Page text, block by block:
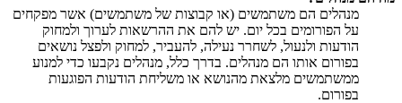
מנהלים הם משתמשים (או קבוצות של משתמשים) אשר מפקחים
על הפורומים בכל יום. יש להם את ההרשאות לערוך ולמחוק
הודעות ולנעול, לשחרר נעילה, להעביר, למחוק ולפצל נושאים
בפורום אותו הם מנהלים. בדרך כלל, מנהלים נקבעו כדי למנוע
ממשתמשים מלצאת מהנושא או משליחת הודעות הפוגעות
בפורום.